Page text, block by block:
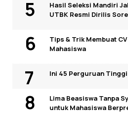
Hasil Seleksi Mandiri
UTBK Resmi Dirilis
Tips & Trik Membuat
Mahasiswa
Ini 45 Perguruan
Lima Beasiswa Tanpa
untuk Mahasiswa